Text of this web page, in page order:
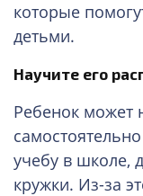
которые
детьми.
Научите его
Ребенок может
учебу в школе,
кружки. Из-за